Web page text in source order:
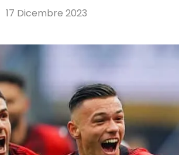
17 Dicembre 2023